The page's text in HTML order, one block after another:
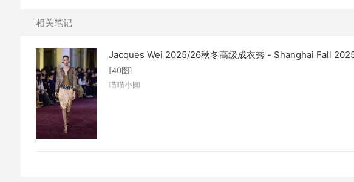
相关笔记
Jacques Wei 2025/26秋冬高级成衣秀 - Shanghai Fall
[40图]
喵喵小圆